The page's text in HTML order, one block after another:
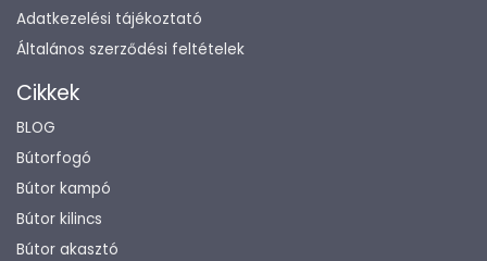
Adatkezelési tájékoztató
Általános szerződési feltételek
Cikkek
BLOG
Bútorfogó
Bútor kampó
Bútor kilincs
Bútor akasztó